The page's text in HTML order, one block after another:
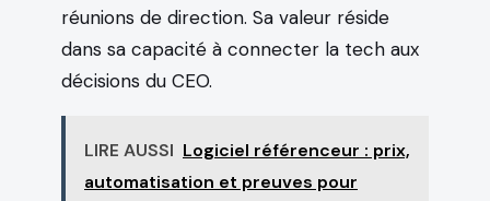
réunions de direction. Sa valeur réside
dans sa capacité à connecter la tech aux
décisions du CEO.
LIRE AUSSI Logiciel référenceur : prix,
automatisation et preuves pour